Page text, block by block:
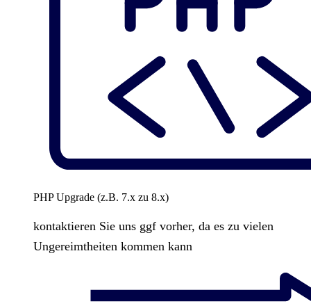
PHP Upgrade (z.B. 7.x zu 8.x)
kontaktieren Sie uns ggf vorher, da es zu vielen
Ungereimtheiten kommen kann